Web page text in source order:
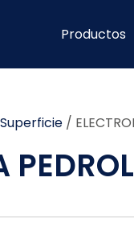
Productos
Superficie /